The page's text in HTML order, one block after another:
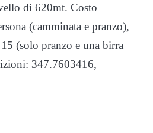
di 620mt. Costo
(camminata e pranzo),
(solo pranzo e una birra
347.7603416,